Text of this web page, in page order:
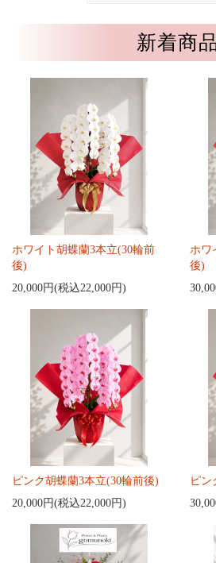
新着商
ホワイト胡蝶蘭3本立(30輪前
後)
20,000円(税込22,000円)
ホワ
後)
ピンク胡蝶蘭3本立(30輪前後)
20,000円(税込22,000円)
ピン